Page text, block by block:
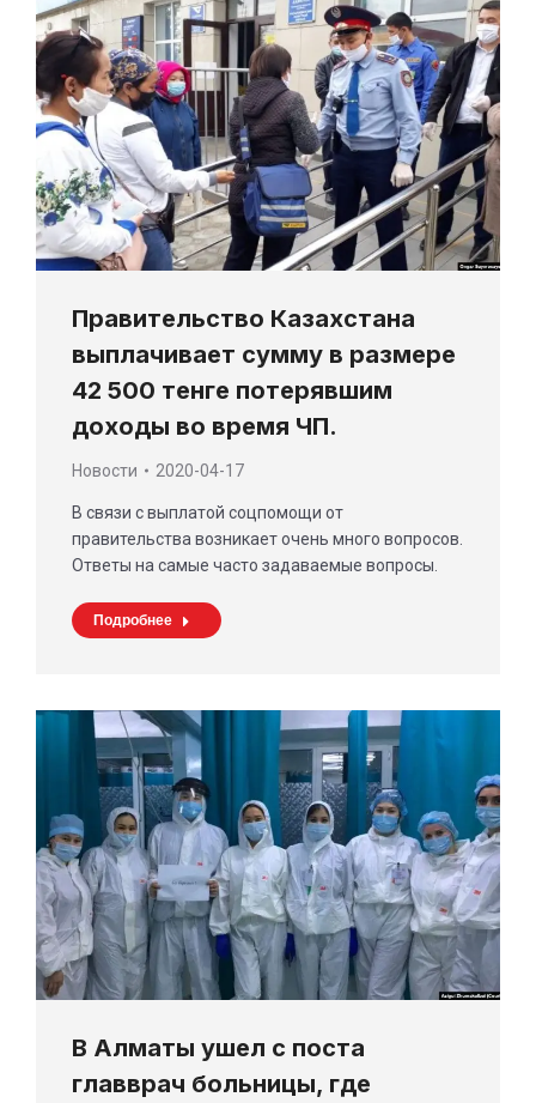
Правительство Казахстана
выплачивает сумму в размере
42 500 тенге потерявшим
доходы во время ЧП.
Новости 2020-04-17
В связи с выплатой соцпомощи от
правительства возникает очень много вопросов.
Ответы на самые часто задаваемые вопросы.
Подробнее
В Алматы ушел с поста
главврач больницы, где